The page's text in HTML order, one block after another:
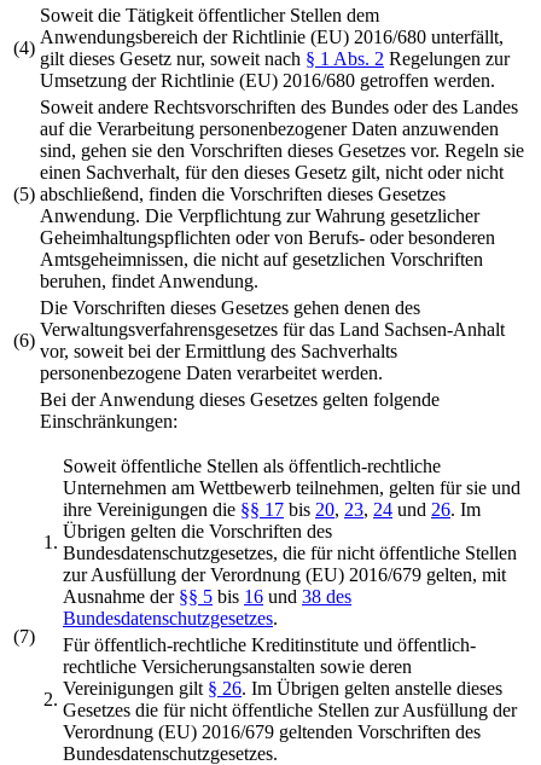
(4)
Soweit die Tätigkeit öffentlicher Stellen dem
Anwendungsbereich der Richtlinie (EU) 2016/680 unterfällt,
gilt dieses Gesetz nur, soweit nach § 1 Abs. 2 Regelungen zur
Umsetzung der Richtlinie (EU) 2016/680 getroffen werden.
(5)
Soweit andere Rechtsvorschriften des Bundes oder des Landes
auf die Verarbeitung personenbezogener Daten anzuwenden
sind, gehen sie den Vorschriften dieses Gesetzes vor. Regeln sie
einen Sachverhalt, für den dieses Gesetz gilt, nicht oder nicht
abschließend, finden die Vorschriften dieses Gesetzes
Anwendung. Die Verpflichtung zur Wahrung gesetzlicher
Geheimhaltungspflichten oder von Berufs- oder besonderen
Amtsgeheimnissen, die nicht auf gesetzlichen Vorschriften
beruhen, findet Anwendung.
(6)
Die Vorschriften dieses Gesetzes gehen denen des
Verwaltungsverfahrensgesetzes für das Land Sachsen-Anhalt
vor, soweit bei der Ermittlung des Sachverhalts
personenbezogene Daten verarbeitet werden.
(7)
Bei der Anwendung dieses Gesetzes gelten folgende
Einschränkungen:
1.
Soweit öffentliche Stellen als öffentlich-rechtliche
Unternehmen am Wettbewerb teilnehmen, gelten für sie und
ihre Vereinigungen die §§ 17 bis 20, 23, 24 und 26. Im
Übrigen gelten die Vorschriften des
Bundesdatenschutzgesetzes, die für nicht öffentliche Stellen
zur Ausfüllung der Verordnung (EU) 2016/679 gelten, mit
Ausnahme der §§ 5 bis 16 und 38 des
Bundesdatenschutzgesetzes.
2.
Für öffentlich-rechtliche Kreditinstitute und öffentlich-
rechtliche Versicherungsanstalten sowie deren
Vereinigungen gilt § 26. Im Übrigen gelten anstelle dieses
Gesetzes die für nicht öffentliche Stellen zur Ausfüllung der
Verordnung (EU) 2016/679 geltenden Vorschriften des
Bundesdatenschutzgesetzes.